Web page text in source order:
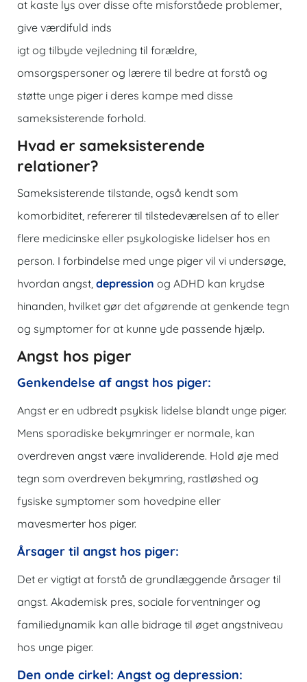
at kaste lys over disse ofte misforståede problemer,
give værdifuld inds
igt og tilbyde vejledning til forældre,
omsorgspersoner og lærere til bedre at forstå og
støtte unge piger i deres kampe med disse
sameksisterende forhold.
Hvad er sameksisterende
relationer?
Sameksisterende tilstande, også kendt som
komorbiditet, refererer til tilstedeværelsen af ​​to eller
flere medicinske eller psykologiske lidelser hos en
person. I forbindelse med unge piger vil vi undersøge,
hvordan angst, depression og ADHD kan krydse
hinanden, hvilket gør det afgørende at genkende tegn
og symptomer for at kunne yde passende hjælp.
Angst hos piger
Genkendelse af angst hos piger:
Angst er en udbredt psykisk lidelse blandt unge piger.
Mens sporadiske bekymringer er normale, kan
overdreven angst være invaliderende. Hold øje med
tegn som overdreven bekymring, rastløshed og
fysiske symptomer som hovedpine eller
mavesmerter hos piger.
Årsager til angst hos piger:
Det er vigtigt at forstå de grundlæggende årsager til
angst. Akademisk pres, sociale forventninger og
familiedynamik kan alle bidrage til øget angstniveau
hos unge piger.
Den onde cirkel: Angst og depression: